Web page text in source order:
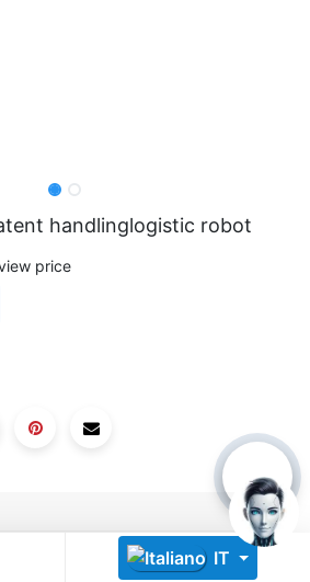
IT
handlinglogistic robot
price
RiA Ecosystem
pentru managementul flotei de roboți
software și servicii într-o singură